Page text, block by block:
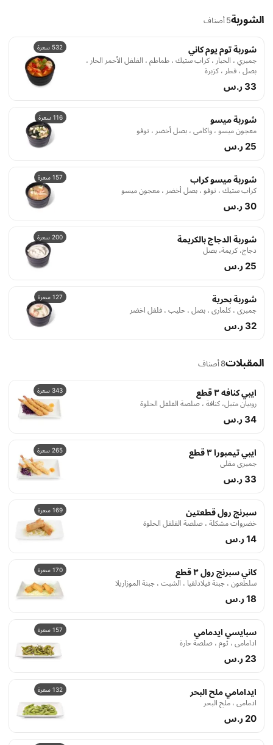
الشوربة5 أصناف
532 سعرة شوربة توم يوم كاني
جمبري ، الحبار ، كراب ستيك ، طماطم ، الفلفل الأحمر الحار ،
بصل ، فطر ، كزبرة
33 ر.س
116 سعرة شوربة ميسو
معجون ميسو ، واكامي ، بصل أخضر ، توفو
25 ر.س
157 سعرة شوربة ميسو كراب
كراب ستيك ، توفو ، بصل أخضر ، معجون ميسو
30 ر.س
200 سعرة شوربة الدجاج بالكريمة
دجاج، كريمة، بصل
25 ر.س
127 سعرة شوربة بحرية
جمبري ، كلماري ، بصل ، حليب ، فلفل اخضر
32 ر.س
المقبلات8 أصناف
343 سعرة ايبي كنافه ٣ قطع
روبيان متبل، كنافة ، صلصة الفلفل الحلوة
34 ر.س
265 سعرة ايبي تيمبورا ٣ قطع
جمبري مقلي
33 ر.س
169 سعرة سبرنج رول قطعتين
خضروات مشكلة ، صلصة الفلفل الحلوة
14 ر.س
170 سعرة كاني سبرنج رول ٣ قطع
سلطعون ، جبنة فيلادلفيا ، الشبت ، جبنة الموزاريلا
18 ر.س
157 سعرة سبايسي ايدمامي
ادامامي ، ثوم ، صلصة حارة
23 ر.س
132 سعرة ايدامامي ملح البحر
ادمامي ، ملح البحر
20 ر.س